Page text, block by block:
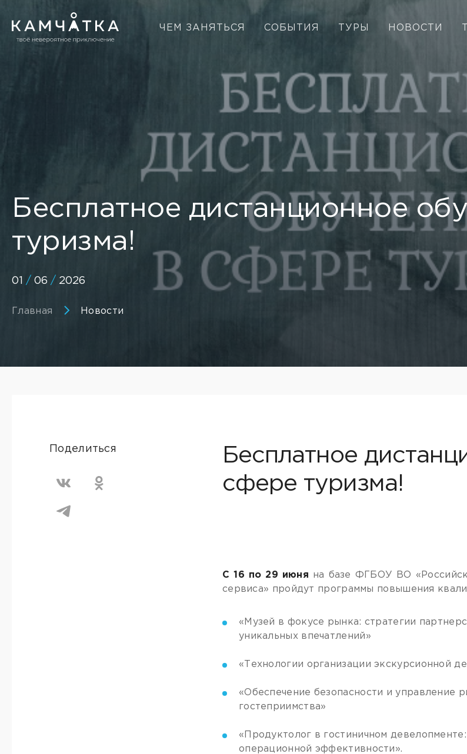
ЧЕМ ЗАНЯТЬСЯ СОБЫТИЯ ТУРЫ НОВОСТИ
Бесплатное дистанционное
туризма!
01 / 06 / 2026
Главная Новости
Поделиться
Бесплатное
сфере туризма!
С 16 по 29 июня на базе ФГБОУ ВО
сервиса» пройдут программы повышения
«Музей в фокусе рынка: стратегии
уникальных впечатлений»
«Технологии организации экскурсионной
«Обеспечение безопасности и управление
гостеприимства»
«Продуктолог в гостиничном
операционной эффективности».